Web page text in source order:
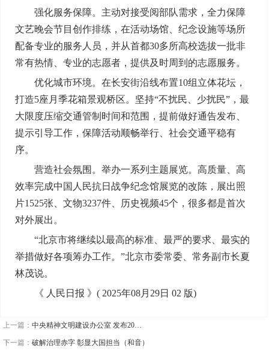
强化服务保障。主动对接受阅部队需求，全力保障
文艺晚会节目创作排练，在活动场馆、纪念设施等场所
配备专业的服务人员，并从首都30多所高校选拔一批非
常有热情、专业的志愿者，提供及时周到的志愿服务。
优化城市环境。在长安街沿线布置10组立体花坛，
打造5座月季花箱景观桥区。坚持“不扰民、少扰民”，最
大限度压缩交通管制时间和范围，提前做好通告发布、
提示引导工作，保障活动顺畅举行、社会交通平稳有
序。
营造社会氛围。举办一系列主题展览。高质量、高
效率完成中国人民抗日战争纪念馆展览的改陈，展出照
片1525张、文物3237件、历史视频45个，很多都是首次
对外展出。
“北京市将继续以最高的标准、最严的要求、最实的
举措做好各项筹办工作。”北京市委常委、常务副市长夏
林茂说。
《 人民日报 》( 2025年08月29日 02 版)
上一篇：中央精神文明建设办公室 发布20…
下一篇：破解治理赤字 彰显大国担当（和音）